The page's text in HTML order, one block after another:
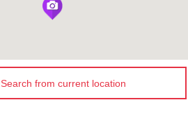
Search from current location